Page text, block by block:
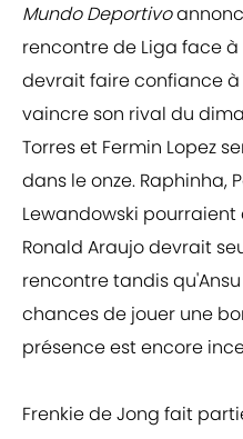
Mundo Deportivo
rencontre de Liga face à
devrait faire confiance
vaincre son rival du
Torres et Fermin Lopez
dans le onze. Raphinha,
Lewandowski
Ronald Araujo devrait
rencontre tandis
chances de jouer une
présence est encore
Frenkie de Jong fait